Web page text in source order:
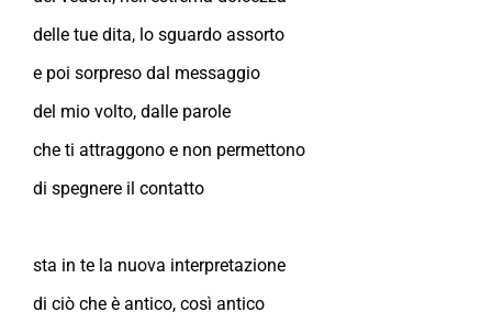
delle tue dita, lo sguardo assorto
e poi sorpreso dal messaggio
del mio volto, dalle parole
che ti attraggono e non permettono
di spegnere il contatto
sta in te la nuova interpretazione
di ciò che è antico, così antico